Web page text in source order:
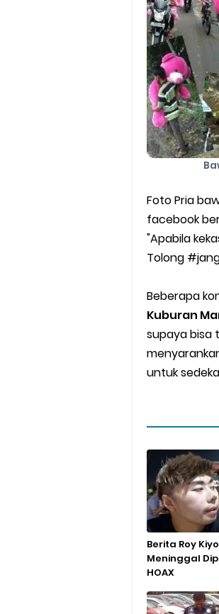
Cara
Foto Pria
facebook
"Apabila
Tolong
Beberapa
Kuburan
supaya bisa
untuk
Berita Roy
Meninggal
HOAX